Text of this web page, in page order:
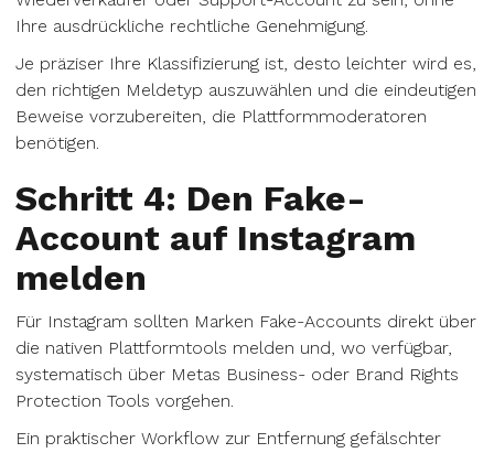
Ihre ausdrückliche rechtliche Genehmigung.
Je präziser Ihre Klassifizierung ist, desto leichter wird es,
den richtigen Meldetyp auszuwählen und die eindeutigen
Beweise vorzubereiten, die Plattformmoderatoren
benötigen.
Schritt 4: Den Fake-
Account auf Instagram
melden
Für Instagram sollten Marken Fake-Accounts direkt über
die nativen Plattformtools melden und, wo verfügbar,
systematisch über Metas Business- oder Brand Rights
Protection Tools vorgehen.
Ein praktischer Workflow zur Entfernung gefälschter